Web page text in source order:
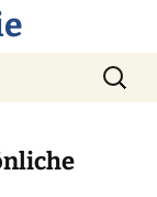
Suchen
nach: